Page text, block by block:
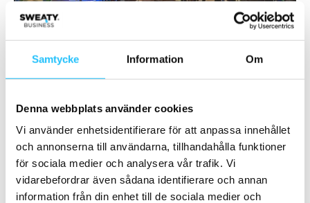
Samtycke Information Om
Denna webbplats använder cookies
Vi använder enhetsidentifierare för att anpassa innehållet
och annonserna till användarna, tillhandahålla funktioner
för sociala medier och analysera vår trafik. Vi
vidarebefordrar även sådana identifierare och annan
information från din enhet till de sociala medier och
kundträffen utan vid annat tillfälle)
TAGGAR Anders Ericsson BodyBike
concept